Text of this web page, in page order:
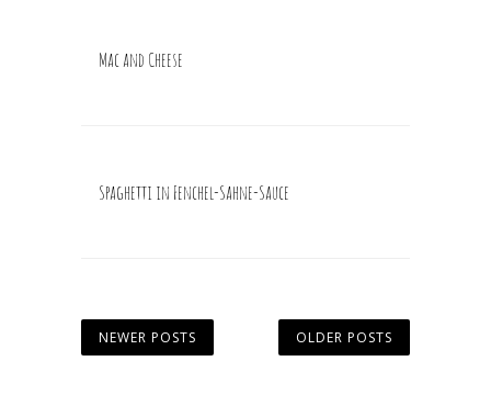
Mac and Cheese
Spaghetti in Fenchel-Sahne-Sauce
OLDER POSTS
NEWER POSTS